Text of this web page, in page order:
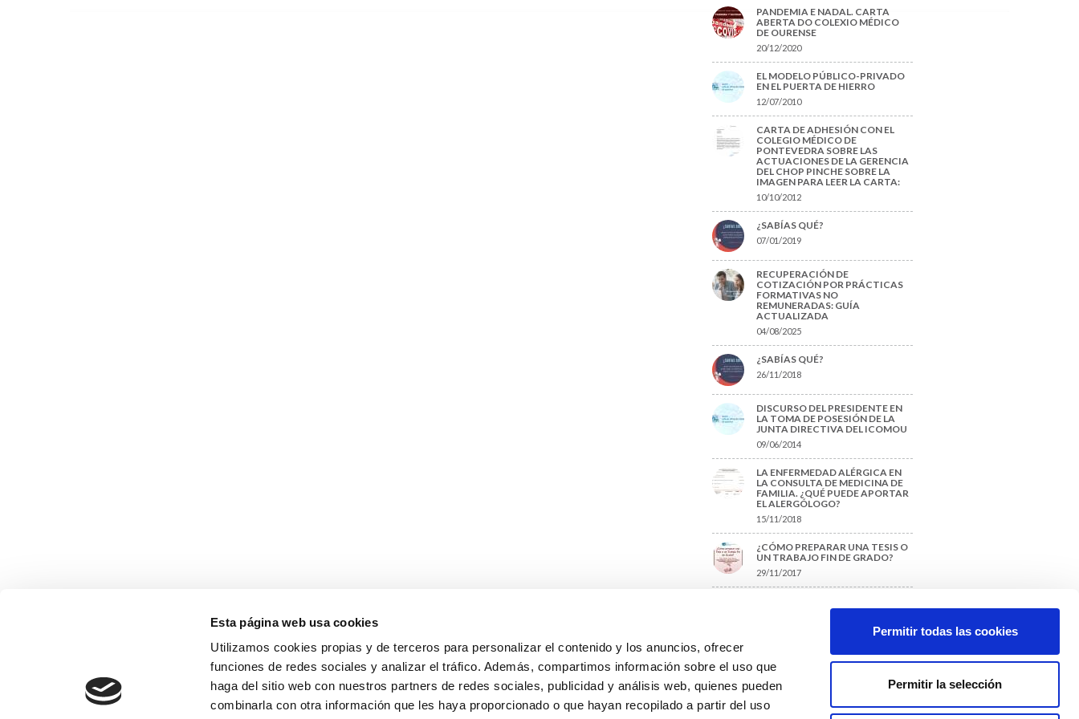
Esta página web usa cookies
Utilizamos cookies propias y de terceros para personalizar el contenido y los anuncios, ofrecer
funciones de redes sociales y analizar el tráfico. Además, compartimos información sobre el uso que
haga del sitio web con nuestros partners de redes sociales, publicidad y análisis web, quienes pueden
combinarla con otra información que les haya proporcionado o que hayan recopilado a partir del uso
Permitir todas las cookies
Permitir la selección
PANDEMIA E NADAL. CARTA
ABERTA DO COLEXIO MÉDICO
DE OURENSE
20/12/2020
EL MODELO PÚBLICO-PRIVADO
EN EL PUERTA DE HIERRO
12/07/2010
CARTA DE ADHESIÓN CON EL
COLEGIO MÉDICO DE
PONTEVEDRA SOBRE LAS
ACTUACIONES DE LA GERENCIA
DEL CHOP PINCHE SOBRE LA
IMAGEN PARA LEER LA CARTA:
10/10/2012
¿SABÍAS QUÉ?
07/01/2019
RECUPERACIÓN DE
COTIZACIÓN POR PRÁCTICAS
FORMATIVAS NO
REMUNERADAS: GUÍA
ACTUALIZADA
04/08/2025
¿SABÍAS QUÉ?
26/11/2018
DISCURSO DEL PRESIDENTE EN
LA TOMA DE POSESIÓN DE LA
JUNTA DIRECTIVA DEL ICOMOU
09/06/2014
LA ENFERMEDAD ALÉRGICA EN
LA CONSULTA DE MEDICINA DE
FAMILIA. ¿QUÉ PUEDE APORTAR
EL ALERGÓLOGO?
15/11/2018
¿CÓMO PREPARAR UNA TESIS O
UN TRABAJO FIN DE GRADO?
29/11/2017
protección de datos